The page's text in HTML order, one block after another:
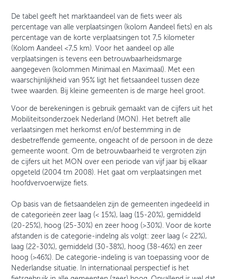
De tabel geeft het marktaandeel van de fiets weer als
percentage van alle verplaatsingen (kolom Aandeel fiets) en als
percentage van de korte verplaatsingen tot 7,5 kilometer
(Kolom Aandeel <7,5 km). Voor het aandeel op alle
verplaatsingen is tevens een betrouwbaarheidsmarge
aangegeven (kolommen Minimaal en Maximaal). Met een
waarschijnlijkheid van 95% ligt het fietsaandeel tussen deze
twee waarden. Bij kleine gemeenten is de marge heel groot.
Voor de berekeningen is gebruik gemaakt van de cijfers uit het
Mobiliteitsonderzoek Nederland (MON). Het betreft alle
verlaatsingen met herkomst en/of bestemming in de
desbetreffende gemeente, ongeacht of de persoon in de deze
gemeente woont. Om de betrouwbaarheid te vergroten zijn
de cijfers uit het MON over een periode van vijf jaar bij elkaar
opgeteld (2004 tm 2008). Het gaat om verplaatsingen met
hoofdvervoerwijze fiets.
Op basis van de fietsaandelen zijn de gemeenten ingedeeld in
de categorieën zeer laag (< 15%), laag (15-20%), gemiddeld
(20-25%), hoog (25-30%) en zeer hoog (>30%). Voor de korte
afstanden is de categorie-indelng als volgt: zeer laag (< 22%),
laag (22-30%), gemiddeld (30-38%), hoog (38-46%) en zeer
hoog (>46%). De categorie-indeling is van toepassing voor de
Nederlandse situatie. In internationaal perspectief is het